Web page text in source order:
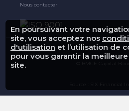
En poursuivant votre
site, vous acceptez nos
d'utilisation et l’utilisation de
pour vous garantir la
site.
Nous contacter